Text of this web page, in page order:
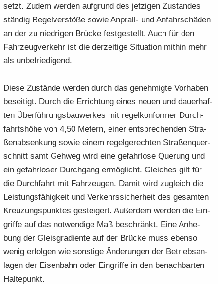
setzt. Zudem wer­den auf­grund des jet­zi­gen Zu­stan­des
stän­dig Re­gel­ver­stö­ße sowie Anprall-​ und An­fahr­schä­den
an der zu nied­ri­gen Brü­cke fest­ge­stellt. Auch für den
Fahr­zeug­ver­kehr ist die der­zei­ti­ge Si­tua­ti­on mit­hin mehr
als un­be­frie­di­gend.
Diese Zu­stän­de wer­den durch das ge­neh­mig­te Vor­ha­ben
be­sei­tigt. Durch die Er­rich­tung eines neuen und dau­er­haf­
ten Über­füh­rungs­bau­wer­kes mit re­gel­kon­for­mer Durch­
fahrts­hö­he von 4,50 Me­tern, einer ent­spre­chen­den Stra­
ßen­ab­sen­kung sowie einem re­gel­ge­rech­ten Stra­ßen­quer­
schnitt samt Geh­weg wird eine ge­fahr­lo­se Que­rung und
ein ge­fahr­lo­ser Durch­gang er­mög­licht. Glei­ches gilt für
die Durch­fahrt mit Fahr­zeu­gen. Damit wird zu­gleich die
Leis­tungs­fä­hig­keit und Ver­kehrs­si­cher­heit des ge­sam­ten
Kreu­zungs­punk­tes ge­stei­gert. Au­ßer­dem wer­den die Ein­
grif­fe auf das not­wen­di­ge Maß be­schränkt. Eine An­he­
bung der Gleis­gra­di­en­te auf der Brü­cke muss eben­so
wenig er­fol­gen wie sons­ti­ge Än­de­run­gen der Be­triebs­an­
la­gen der Ei­sen­bahn oder Ein­grif­fe in den be­nach­bar­ten
Hal­te­punkt.